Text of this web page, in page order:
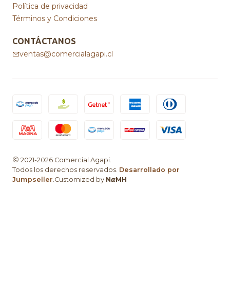
Política de privacidad
Términos y Condiciones
CONTÁCTANOS
ventas@comercialagapi.cl
2021-2026 Comercial Agapi.
Todos los derechos reservados. Desarrollado por
Jumpseller.Customized by N𝞪MH